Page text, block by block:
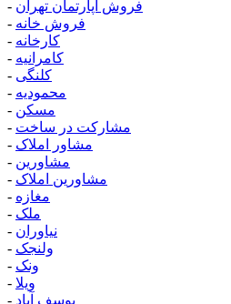
- فروش آپارتمان تهران
- فروش خانه
- کارخانه
- کامرانیه
- کلنگی
- محمودیه
- مسکن
- مشارکت در ساخت
- مشاور املاک
- مشاورین
- مشاورین املاک
- مغازه
- ملک
- نیاوران
- ولنجک
- ونک
- ویلا
- یوسف آباد